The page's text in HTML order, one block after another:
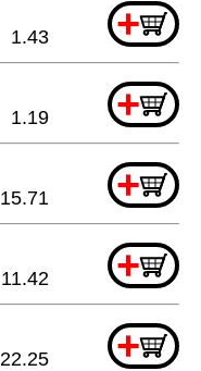
+
1.43
+
1.19
+
15.71
+
11.42
+
22.25